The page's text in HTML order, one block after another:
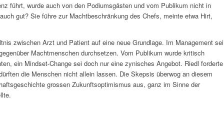
führt, wurde auch von den Podiumsgästen und vom Publikum nicht in
gut? Sie führe zur Machtbeschränkung des Chefs, meinte etwa Hirt,
zwischen Arzt und Patient auf eine neue Grundlage. Im Management sei
Machtmenschen durchsetzen. Vom Publikum wurde kritisch
ein Mindset-Change sei doch nur eine zynisches Angebot. Riedl forderte
die Menschen nicht allein lassen. Die Skepsis überwog an diesem
grossen Zukunftsoptimismus aus, ganz im Sinne der